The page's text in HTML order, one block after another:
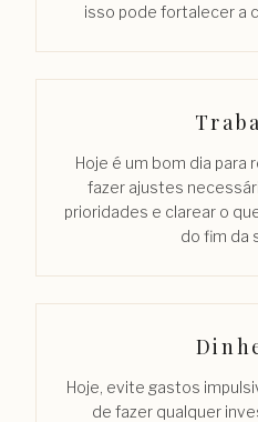
isso pode fortalecer a
Hoje é um bom dia para
fazer ajustes
prioridades e clarear o
do fim da
Hoje, evite gastos
de fazer qualquer